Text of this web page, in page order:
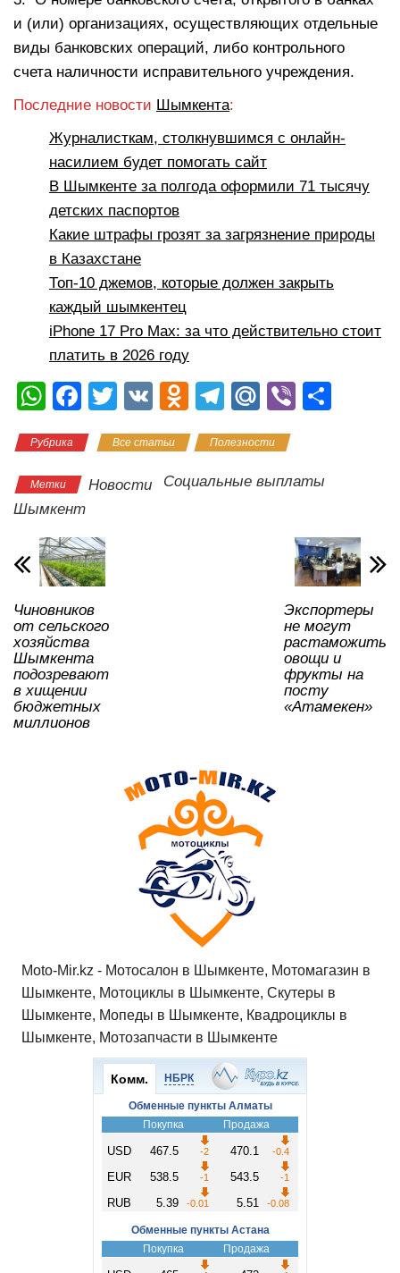
и (или) организациях, осуществляющих отдельные
виды банковских операций, либо контрольного
счета наличности исправительного учреждения.
Последние новости Шымкента:
Журналисткам, столкнувшимся с онлайн-
насилием будет помогать сайт
В Шымкенте за полгода оформили 71 тысячу
детских паспортов
Какие штрафы грозят за загрязнение природы
в Казахстане
Топ-10 джемов, которые должен закрыть
каждый шымкентец
iPhone 17 Pro Max: за что действительно стоит
платить в 2026 году
W
at
s
A
p
p
F
c
e
b
o
o
k
T
tt
er
V
O
n
o
T
e
gr
M
.R
u
Vi
и
ть
Рубрика Все статьи Полезности
Метки Новости
Социальные выплаты
Шымкент
Чиновников
от сельского
хозяйства
Шымкента
подозревают
в хищении
бюджетных
миллионов
Экспортеры
не могут
растаможить
овощи и
фрукты на
посту
«Атамекен»
Moto-Mir.kz - Мотосалон в Шымкенте, Мотомагазин в
Шымкенте, Мотоциклы в Шымкенте, Скутеры в
Шымкенте, Мопеды в Шымкенте, Квадроциклы в
Шымкенте, Мотозапчасти в Шымкенте